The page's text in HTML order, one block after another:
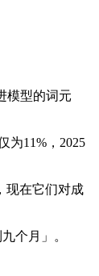
模型的词元
为11%，2025
现在它们对成
个月」。